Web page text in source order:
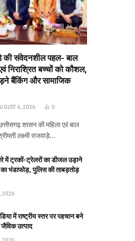
के सह प्रभारी को राष्ट्रीय सह
सौदान सिंह और पूर्व सीएम डॉ. रमन
करना रास नहीं आया
11, 2020 26
बच्चों को कौशल,
बैंकिंग और सामाजिक